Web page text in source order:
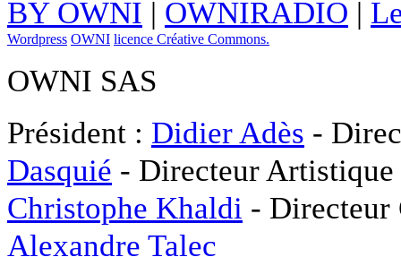
BY OWNI | OWNIRADIO |
Wordpress OWNI licence Créative Commons.
OWNI SAS
Président : Didier Adès -
Dasquié - Directeur
Christophe Khaldi -
Alexandre Talec